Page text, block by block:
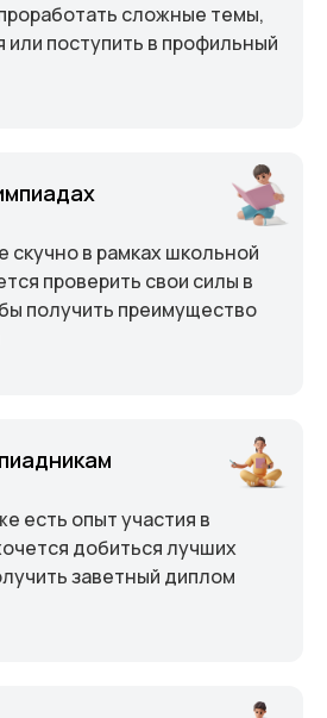
сложные темы,
или поступить в профильный
скучно в рамках школьной
проверить свои силы в
получить преимущество
есть опыт участия в
добиться лучших
заветный диплом